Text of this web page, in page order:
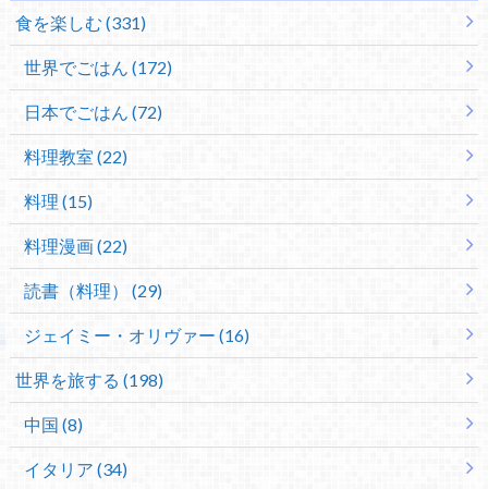
食を楽しむ (331)
世界でごはん (172)
日本でごはん (72)
料理教室 (22)
料理 (15)
料理漫画 (22)
読書（料理） (29)
ジェイミー・オリヴァー (16)
世界を旅する (198)
中国 (8)
イタリア (34)